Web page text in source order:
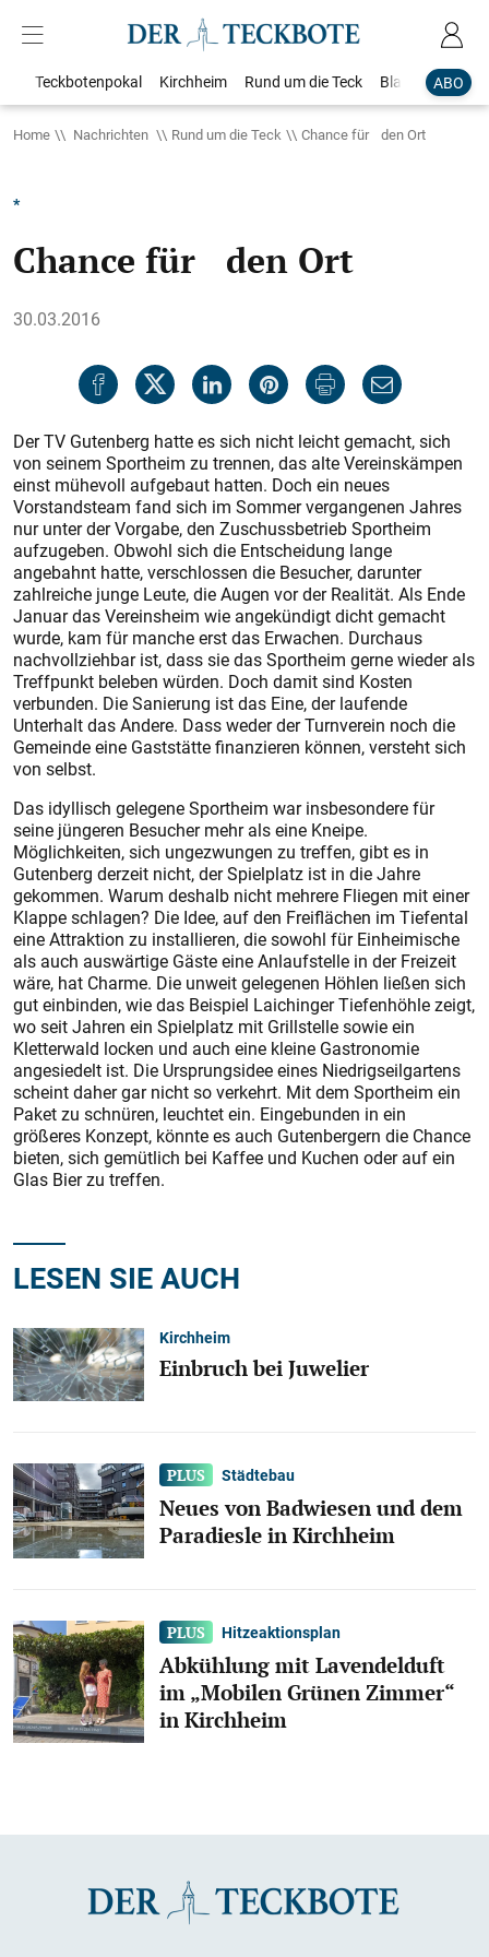
ABO
Teckbotenpokal Kirchheim Rund um die Teck Blaulicht
Home Nachrichten Rund um die Teck Chance für den Ort
*
Chance für den Ort
30.03.2016
Der TV Gutenberg hatte es sich nicht leicht gemacht, sich
von seinem Sportheim zu trennen, das alte Vereinskämpen
einst mühevoll aufgebaut hatten. Doch ein neues
Vorstandsteam fand sich im Sommer vergangenen Jahres
nur unter der Vorgabe, den Zuschussbetrieb Sportheim
aufzugeben. Obwohl sich die Entscheidung lange
angebahnt hatte, verschlossen die Besucher, darunter
zahlreiche junge Leute, die Augen vor der Realität. Als Ende
Januar das Vereinsheim wie angekündigt dicht gemacht
wurde, kam für manche erst das Erwachen. Durchaus
nachvollziehbar ist, dass sie das Sportheim gerne wieder als
Treffpunkt beleben würden. Doch damit sind Kosten
verbunden. Die Sanierung ist das Eine, der laufende
Unterhalt das Andere. Dass weder der Turnverein noch die
Gemeinde eine Gaststätte finanzieren können, versteht sich
von selbst.
Das idyllisch gelegene Sportheim war insbesondere für
seine jüngeren Besucher mehr als eine Kneipe.
Möglichkeiten, sich ungezwungen zu treffen, gibt es in
Gutenberg derzeit nicht, der Spielplatz ist in die Jahre
gekommen. Warum deshalb nicht mehrere Fliegen mit einer
Klappe schlagen? Die Idee, auf den Freiflächen im Tiefental
eine Attraktion zu installieren, die sowohl für Einheimische
als auch auswärtige Gäste eine Anlaufstelle in der Freizeit
wäre, hat Charme. Die unweit gelegenen Höhlen ließen sich
gut einbinden, wie das Beispiel Laichinger Tiefenhöhle zeigt,
wo seit Jahren ein Spielplatz mit Grillstelle sowie ein
Kletterwald locken und auch eine kleine Gastronomie
angesiedelt ist. Die Ursprungsidee eines Niedrigseilgartens
scheint daher gar nicht so verkehrt. Mit dem Sportheim ein
Paket zu schnüren, leuchtet ein. Eingebunden in ein
größeres Konzept, könnte es auch Gutenbergern die Chance
bieten, sich gemütlich bei Kaffee und Kuchen oder auf ein
Glas Bier zu treffen.
LESEN SIE AUCH
Kirchheim
Einbruch bei Juwelier
Städtebau
Neues von Badwiesen und dem
Paradiesle in Kirchheim
Hitzeaktionsplan
Abkühlung mit Lavendelduft
im „Mobilen Grünen Zimmer“
in Kirchheim